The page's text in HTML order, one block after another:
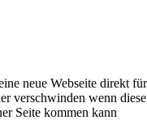
neue Webseite direkt
verschwinden wenn
Seite kommen kann